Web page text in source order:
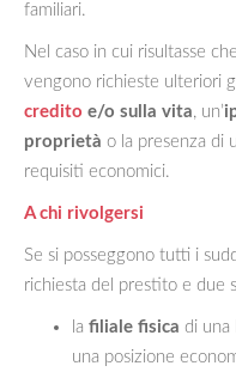
familiari.
Nel caso in cui risultasse
vengono richieste ulteriori
credito e/o sulla vita, un’
proprietà o la presenza di
requisiti economici.
A chi rivolgersi
Se si posseggono tutti i
richiesta del prestito e due
la filiale fisica di una
una posizione